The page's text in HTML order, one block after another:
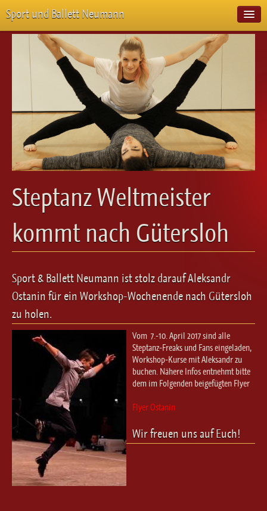
Sport und Ballett Neumann
Start
Neuigkeiten
Über Uns
Veranstaltungen
Emotion Pur
Meisterschaften
Projekte
Vorstellungen
Workshops
Galerie
Kontakt
Videos
Kreative Früherziehung / Kinderballett
Modern / Jazz / Contemporary
Steptanz
Urban Dance
Steptanz Weltmeister
kommt nach Gütersloh
Sport & Ballett Neumann ist stolz darauf Aleksandr
Ostanin für ein Workshop-Wochenende nach Gütersloh
zu holen.
Vom 7.-10. April 2017 sind alle
Steptanz-Freaks und Fans eingeladen,
Workshop-Kurse mit Aleksandr zu
buchen. Nähere Infos entnehmt bitte
dem im Folgenden beigefügten Flyer
Flyer Ostanin
Wir freuen uns auf Euch!